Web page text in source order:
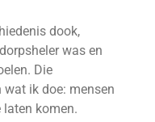
dook,
was en
Die
ik doe: mensen
komen.